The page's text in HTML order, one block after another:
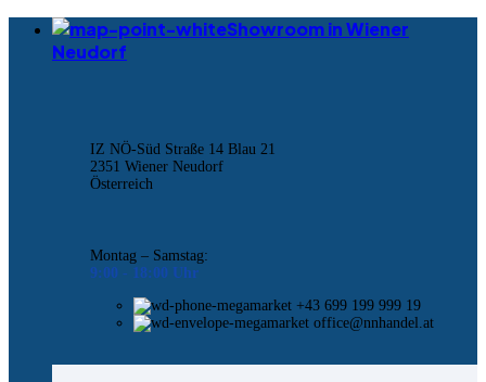
Showroom in Wiener
Neudorf
IZ NÖ-Süd Straße 14 Blau 21
2351 Wiener Neudorf
Österreich
Montag – Samstag:
9:00 - 18:00 Uhr
+43 699 199 999 19
office@nnhandel.at